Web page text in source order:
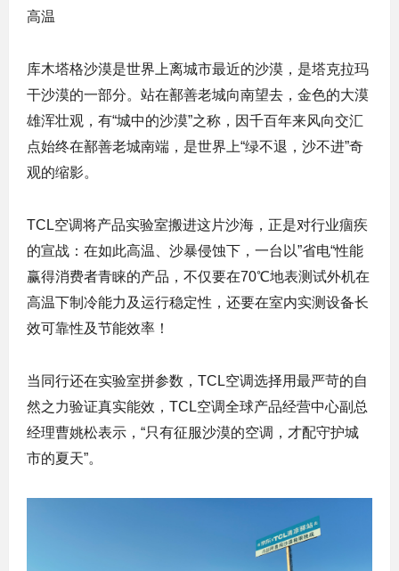
高温
库木塔格沙漠是世界上离城市最近的沙漠，是塔克拉玛
干沙漠的一部分。站在鄯善老城向南望去，金色的大漠
雄浑壮观，有“城中的沙漠”之称，因千百年来风向交汇
点始终在鄯善老城南端，是世界上“绿不退，沙不进”奇
观的缩影。
TCL空调将产品实验室搬进这片沙海，正是对行业痼疾
的宣战：在如此高温、沙暴侵蚀下，一台以”省电“性能
赢得消费者青睐的产品，不仅要在70℃地表测试外机在
高温下制冷能力及运行稳定性，还要在室内实测设备长
效可靠性及节能效率！
当同行还在实验室拼参数，TCL空调选择用最严苛的自
然之力验证真实能效，TCL空调全球产品经营中心副总
经理曹姚松表示，“只有征服沙漠的空调，才配守护城
市的夏天”。